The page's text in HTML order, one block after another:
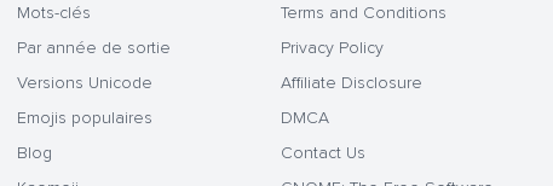
Mots-clés
Par année de sortie
Versions Unicode
Emojis populaires
Blog
Terms and Conditions
Privacy Policy
Affiliate Disclosure
DMCA
Contact Us